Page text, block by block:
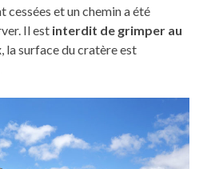
et un chemin a été
Il estinterdit de grimper au
la surface du cratère est